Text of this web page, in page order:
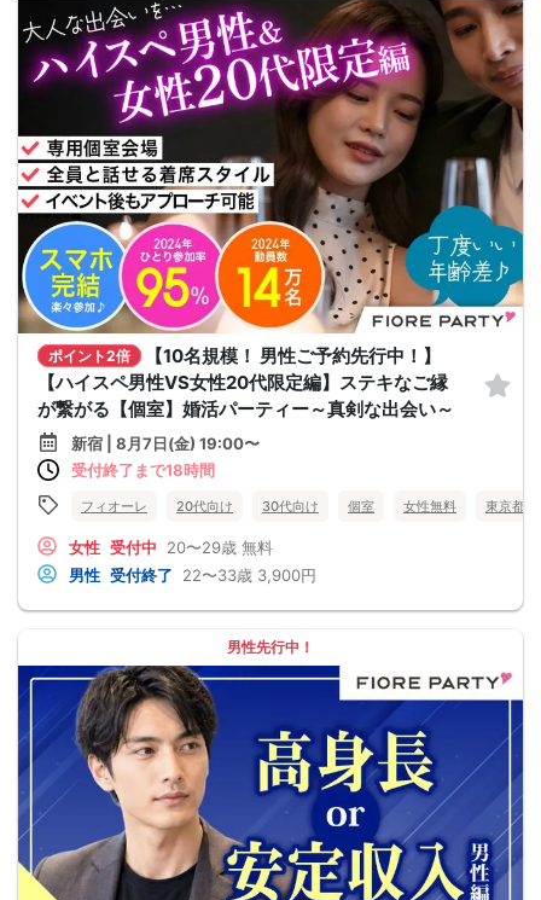
ポイント2倍
【10名規模！ 男性ご予約先行中！】
【ハイスペ男性VS女性20代限定編】ステキなご縁
が繋がる【個室】婚活パーティー～真剣な出会い～
新宿 | 8月7日(金) 19:00〜
受付終了まで18時間
フィオーレ 20代向け 30代向け 個室 女性無料 東京都
女性 受付中 20〜29歳 無料
男性 受付終了 22〜33歳 3,900円
男性先行中！